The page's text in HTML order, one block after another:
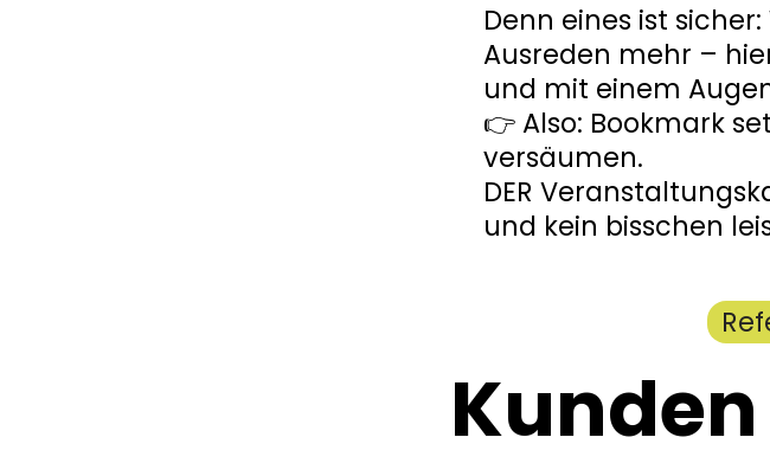
Denn eines ist
Ausreden mehr –
und mit einem
👉 Also: Bookmark
versäumen.
DER
und kein bisschen